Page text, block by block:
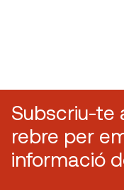
Subscriu-te
rebre per
informació